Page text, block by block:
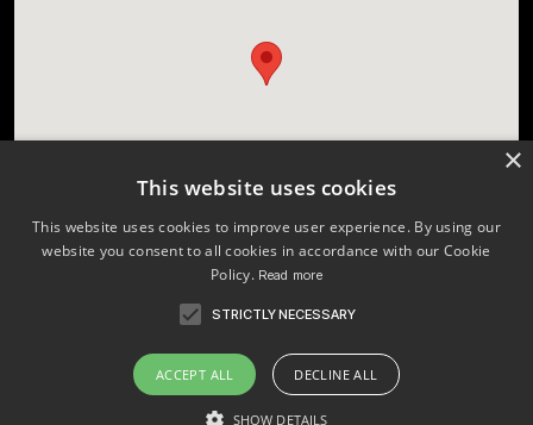
Changelog
Webflow
×
This website uses cookies
This website uses cookies to improve user experience. By using our
website you consent to all cookies in accordance with our Cookie
Policy. Read more
STRICTLY NECESSARY
ACCEPT ALL DECLINE ALL
SHOW DETAILS